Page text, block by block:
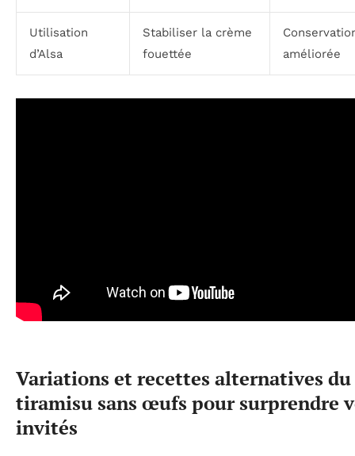
Utilisation
d’Alsa
Stabiliser la crème
fouettée
améliorée
Variations et recettes alternatives du
tiramisu sans œufs pour surprendre
invités